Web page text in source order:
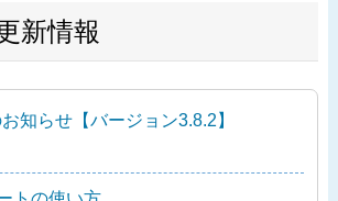
新情報
知らせ【バージョン3.8.2】